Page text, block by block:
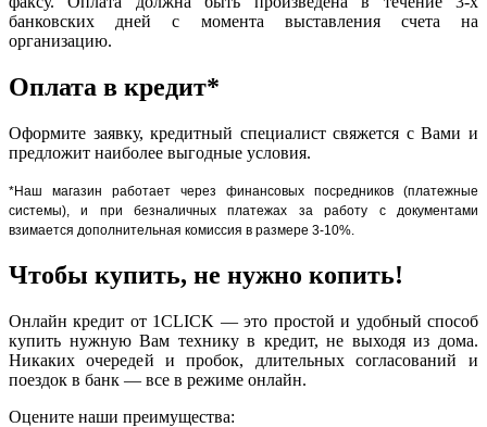
банковских дней с момента выставления счета на
организацию.
Оплата в кредит*
Оформите заявку, кредитный специалист свяжется с Вами и
предложит наиболее выгодные условия.
*Наш магазин работает через финансовых посредников (платежные
системы), и при безналичных платежах за работу с документами
взимается дополнительная комиссия в размере 3-10%.
Чтобы купить, не нужно копить!
Онлайн кредит от 1CLICK — это простой и удобный способ
купить нужную Вам технику в кредит, не выходя из дома.
Никаких очередей и пробок, длительных согласований и
поездок в банк — все в режиме онлайн.
Оцените наши преимущества: